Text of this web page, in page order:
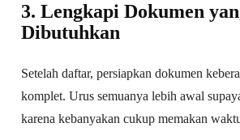
3. Lengkapi Dokumen
Dibutuhkan
Setelah daftar, persiapkan dokumen
komplet. Urus semuanya lebih awal
karena kebanyakan cukup memakan